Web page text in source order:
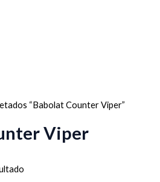
“Babolat Counter Viper”
Viper